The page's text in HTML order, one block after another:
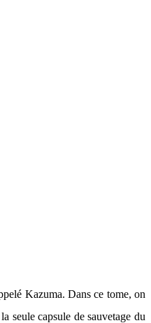
Kazuma. Dans ce tome, on
seule capsule de sauvetage du